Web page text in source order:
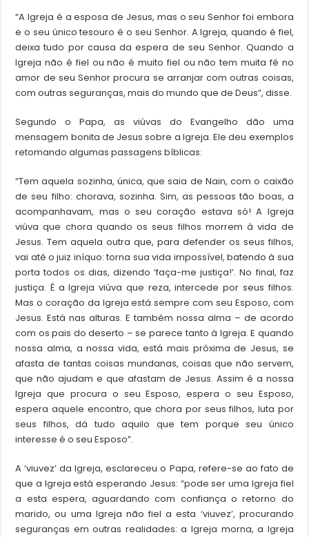
“A Igreja é a esposa de Jesus, mas o seu Senhor foi embora
e o seu único tesouro é o seu Senhor. A Igreja, quando é fiel,
deixa tudo por causa da espera de seu Senhor. Quando a
Igreja não é fiel ou não é muito fiel ou não tem muita fé no
amor de seu Senhor procura se arranjar com outras coisas,
com outras seguranças, mais do mundo que de Deus”, disse.
Segundo o Papa, as viúvas do Evangelho dão uma
mensagem bonita de Jesus sobre a Igreja. Ele deu exemplos
retomando algumas passagens bíblicas:
“Tem aquela sozinha, única, que saia de Nain, com o caixão
de seu filho: chorava, sozinha. Sim, as pessoas tão boas, a
acompanhavam, mas o seu coração estava só! A Igreja
viúva que chora quando os seus filhos morrem à vida de
Jesus. Tem aquela outra que, para defender os seus filhos,
vai até o juiz iníquo: torna sua vida impossível, batendo à sua
porta todos os dias, dizendo ‘faça-me justiça!’. No final, faz
justiça. É a Igreja viúva que reza, intercede por seus filhos.
Mas o coração da Igreja está sempre com seu Esposo, com
Jesus. Está nas alturas. E também nossa alma – de acordo
com os pais do deserto – se parece tanto à Igreja. E quando
nossa alma, a nossa vida, está mais próxima de Jesus, se
afasta de tantas coisas mundanas, coisas que não servem,
que não ajudam e que afastam de Jesus. Assim é a nossa
Igreja que procura o seu Esposo, espera o seu Esposo,
espera aquele encontro, que chora por seus filhos, luta por
seus filhos, dá tudo aquilo que tem porque seu único
interesse é o seu Esposo”.
A ‘viuvez’ da Igreja, esclareceu o Papa, refere-se ao fato de
que a Igreja está esperando Jesus: “pode ser uma Igreja fiel
a esta espera, aguardando com confiança o retorno do
marido, ou uma Igreja não fiel a esta ‘viuvez’, procurando
seguranças em outras realidades: a Igreja morna, a Igreja